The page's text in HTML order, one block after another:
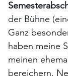
der Bühne
Ganz
haben meine
meinen
bereichern.